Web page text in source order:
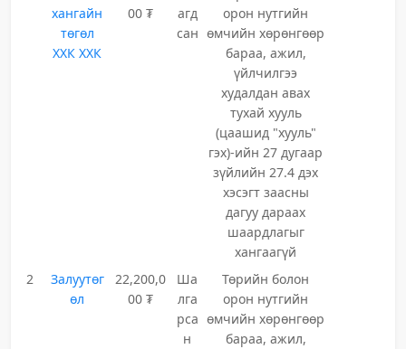
хангайн
төгөл
ХХК ХХК
00 ₮
агд
сан
орон нутгийн
өмчийн хөрөнгөөр
бараа, ажил,
үйлчилгээ
худалдан авах
тухай хууль
(цаашид "хууль"
гэх)-ийн 27 дугаар
зүйлийн 27.4 дэх
хэсэгт заасны
дагуу дараах
шаардлагыг
хангаагүй
2
Залуутөг
өл
22,200,0
00 ₮
Ша
лга
рса
н
Төрийн болон
орон нутгийн
өмчийн хөрөнгөөр
бараа, ажил,